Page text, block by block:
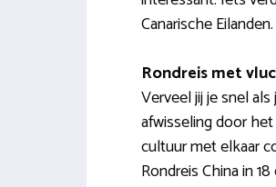
Canarische Eilanden.
Rondreis met
Verveel jij je snel
afwisseling door
cultuur met elkaar
Rondreis China in